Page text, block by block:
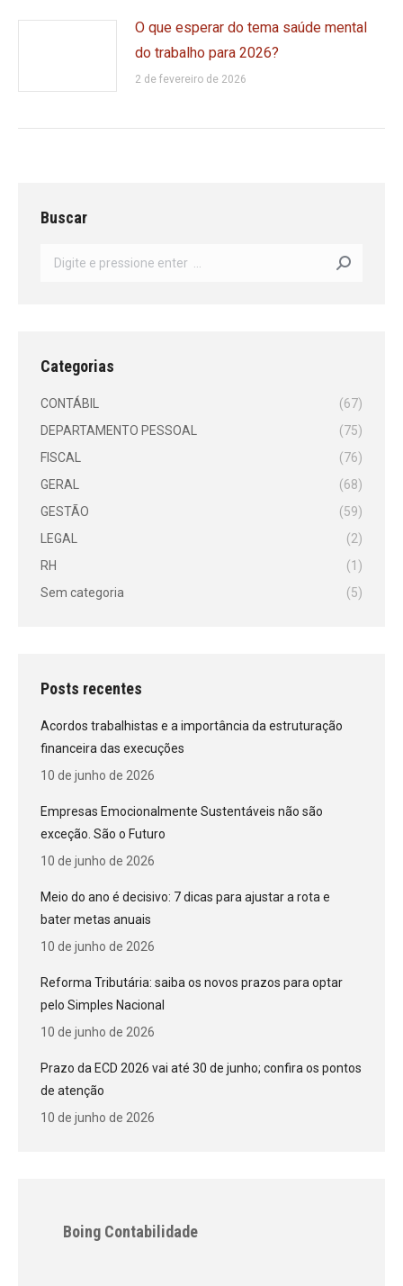
O que esperar do tema saúde mental
do trabalho para 2026?
2 de fevereiro de 2026
Buscar
Categorias
CONTÁBIL
(67)
DEPARTAMENTO PESSOAL
(75)
FISCAL
(76)
GERAL
(68)
GESTÃO
(59)
LEGAL
(2)
RH
(1)
Sem categoria
(5)
Posts recentes
Acordos trabalhistas e a importância da estruturação
financeira das execuções
10 de junho de 2026
Empresas Emocionalmente Sustentáveis não são
exceção. São o Futuro
10 de junho de 2026
Meio do ano é decisivo: 7 dicas para ajustar a rota e
bater metas anuais
10 de junho de 2026
Reforma Tributária: saiba os novos prazos para optar
pelo Simples Nacional
10 de junho de 2026
Prazo da ECD 2026 vai até 30 de junho; confira os pontos
de atenção
10 de junho de 2026
Boing Contabilidade